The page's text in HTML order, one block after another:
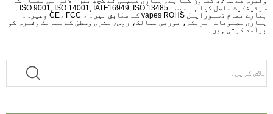
سرٹیفکیٹ حاصل کیا ہے جیسے ISO 9001, ISO 14001, IATF16949, ISO 13485۔
ہمارے تمام ڈسپوزایبل vapes ROHS کے مطابق ہیں۔ ، CE، FCC وغیرہ۔
ہماری مصنوعات امریکہ، یورپی ممالک، روس، مشرق وسطیٰ کے ممالک وغیرہ کو
برآمد کرتی ہیں۔